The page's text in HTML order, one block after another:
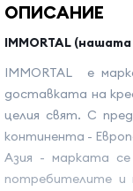
ОПИСАНИЕ
IMMORTAL
IMMORTAL е
доставката на
целия свят. С
континента -
Азия - марката
потребителите